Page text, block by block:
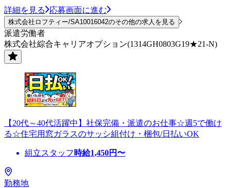
詳細を見る 応募画面に進む
株式会社ロフティー/SA10016042のその他の求人を見る
派遣労働者
株式会社綜合キャリアオプション(1314GH0803G19★21-N)
【20代～40代活躍中】社保完備・派遣のお仕事☆週5で働け
る☆住宅用窓ガラスのサッシ組付け・梱包/日払いOK
組立スタッフ 時給1,450円〜
勤務地